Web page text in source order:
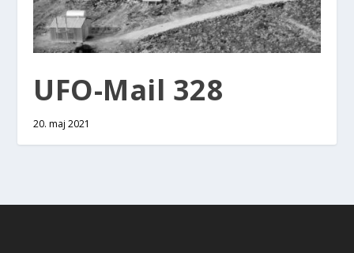
UFO-Mail 328
20. maj 2021